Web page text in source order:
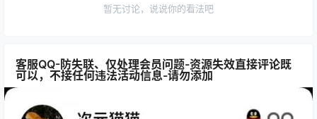
暂无讨论，说说你的看法吧
客服QQ-防失联、仅处理会员问题-资源失效直接评论既
可以，不接任何违法活动信息-请勿添加